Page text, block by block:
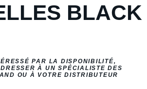
BLACK
PAR LA DISPONIBILITÉ,
À UN SPÉCIALISTE DES
OU À VOTRE DISTRIBUTEUR